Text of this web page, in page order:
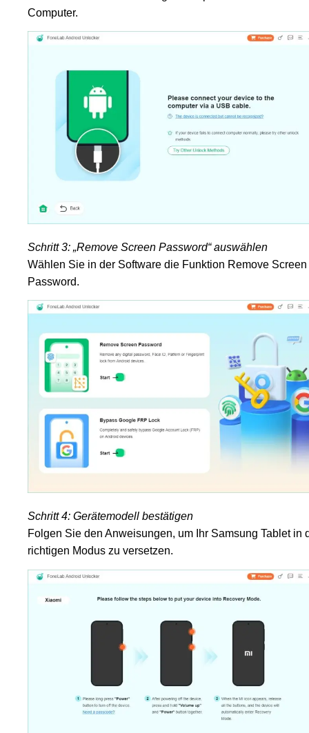
Computer.
Schritt 3: „Remove Screen Password“ auswählen
Wählen Sie in der Software die Funktion Remove Screen
Password.
Schritt 4: Gerätemodell bestätigen
Folgen Sie den Anweisungen, um Ihr Samsung Tablet in
richtigen Modus zu versetzen.